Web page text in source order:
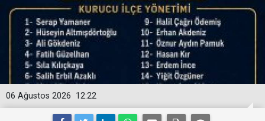
12:22
06 Ağustos 2026